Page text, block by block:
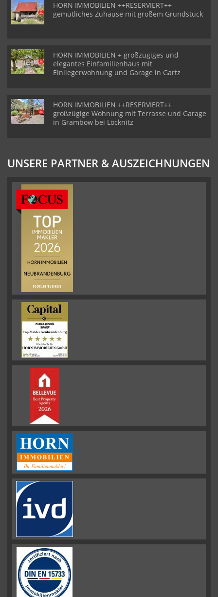
HORN IMMOBILIEN ++RESERVIERT++
gemütliches Zuhause mit großem Grundstück
HORN IMMOBILIEN + großzügiges und
elegantes Einfamilienhaus mit
Einliegerwohnung und Garage in Gartz
HORN IMMOBILIEN ++RESERVIERT++
großzügige Wohnung mit Terrasse und Garage
in Grambow bei Löcknitz
UNSERE PARTNER & AUSZEICHNUNGEN